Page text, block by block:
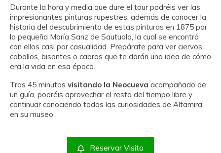
Durante la hora y media que dure el tour podréis ver las
impresionantes pinturas rupestres, además de conocer la
historia del descubrimiento de estas pinturas en 1875 por
la pequeña María Sanz de Sautuola, la cual se encontró
con ellos casi por casualidad. Prepárate para ver ciervos,
caballos, bisontes o cabras que te darán una idea de cómo
era la vida en esa época.
Tras 45 minutos visitando la Neocueva acompañado de
un guía, podréis aprovechar el resto del tiempo libre y
continuar conociendo todas las curiosidades de Altamira
en su museo.
Reservar Visita